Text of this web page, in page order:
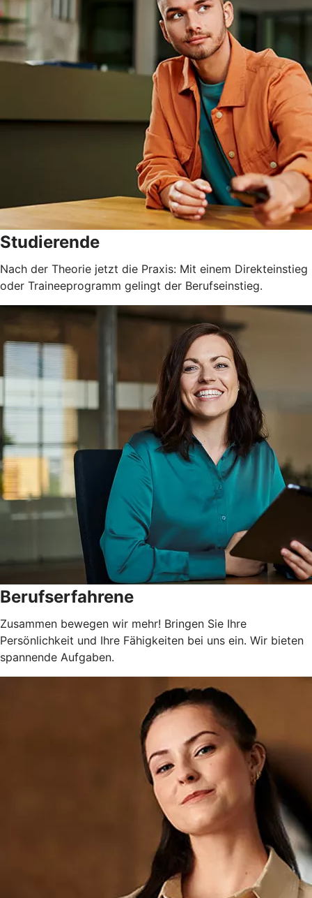
Studierende
Nach der Theorie jetzt die Praxis: Mit einem Direkteinstieg
oder Traineeprogramm gelingt der Berufseinstieg.
Berufserfahrene
Zusammen bewegen wir mehr! Bringen Sie Ihre
Persönlichkeit und Ihre Fähigkeiten bei uns ein. Wir bieten
spannende Aufgaben.